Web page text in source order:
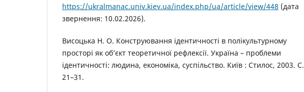
https://ukralmanac.univ.kiev.ua/index.php/ua/article/view/448 (дата
звернення: 10.02.2026).
Висоцька Н. О. Конструювання ідентичності в полікультурному
просторі як об’єкт теоретичної рефлексії. Україна – проблеми
ідентичності: людина, економіка, суспільство. Київ : Стилос, 2003. С.
21–31.